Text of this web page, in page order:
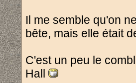
Il me semble qu'on
bête, mais elle était
C'est un peu le
Hall